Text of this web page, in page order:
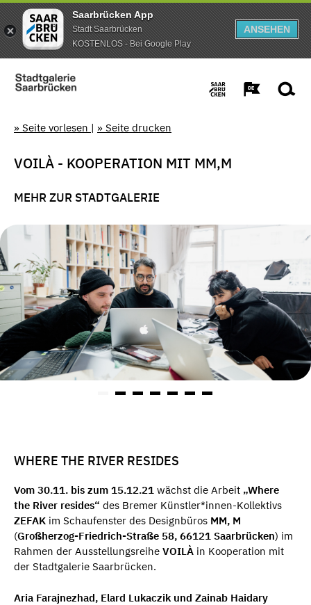
Saarbrücken App
Stadt Saarbrücken
KOSTENLOS - Bei Google Play
ANSEHEN
» Seite vorlesen | » Seite drucken
VOILÀ - KOOPERATION MIT MM,M
MEHR ZUR STADTGALERIE
WHERE THE RIVER RESIDES
Vom 30.11. bis zum 15.12.21 wächst die Arbeit „Where
the River resides“ des Bremer Künstler*innen-Kollektivs
ZEFAK im Schaufenster des Designbüros MM, M
(Großherzog-Friedrich-Straße 58, 66121 Saarbrücken) im
Rahmen der Ausstellungsreihe VOILÀ in Kooperation mit
der Stadtgalerie Saarbrücken.
Aria Farajnezhad, Elard Lukaczik und Zainab Haidary